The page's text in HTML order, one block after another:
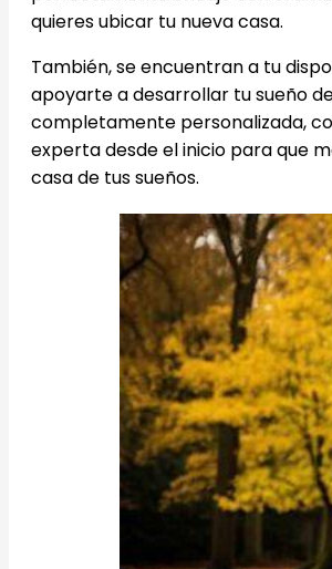
quieres ubicar tu nueva casa.
También, se encuentran a tu
apoyarte a desarrollar tu sueño
completamente personalizada,
experta desde el inicio para que
casa de tus sueños.